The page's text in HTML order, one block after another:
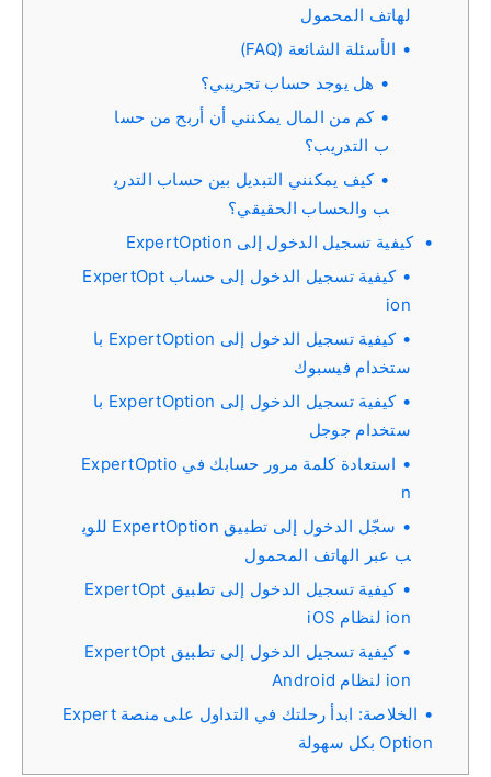
لهاتف المحمول
الأسئلة الشائعة (FAQ)
هل يوجد حساب تجريبي؟
كم من المال يمكنني أن أربح من حسا
ب التدريب؟
كيف يمكنني التبديل بين حساب التدري
ب والحساب الحقيقي؟
كيفية تسجيل الدخول إلى ExpertOption
كيفية تسجيل الدخول إلى حساب ExpertOpt
ion
كيفية تسجيل الدخول إلى ExpertOption با
ستخدام فيسبوك
كيفية تسجيل الدخول إلى ExpertOption با
ستخدام جوجل
استعادة كلمة مرور حسابك في ExpertOptio
n
سجّل الدخول إلى تطبيق ExpertOption للوي
ب عبر الهاتف المحمول
كيفية تسجيل الدخول إلى تطبيق ExpertOpt
ion لنظام iOS
كيفية تسجيل الدخول إلى تطبيق ExpertOpt
ion لنظام Android
الخلاصة: ابدأ رحلتك في التداول على منصة Expert
Option بكل سهولة